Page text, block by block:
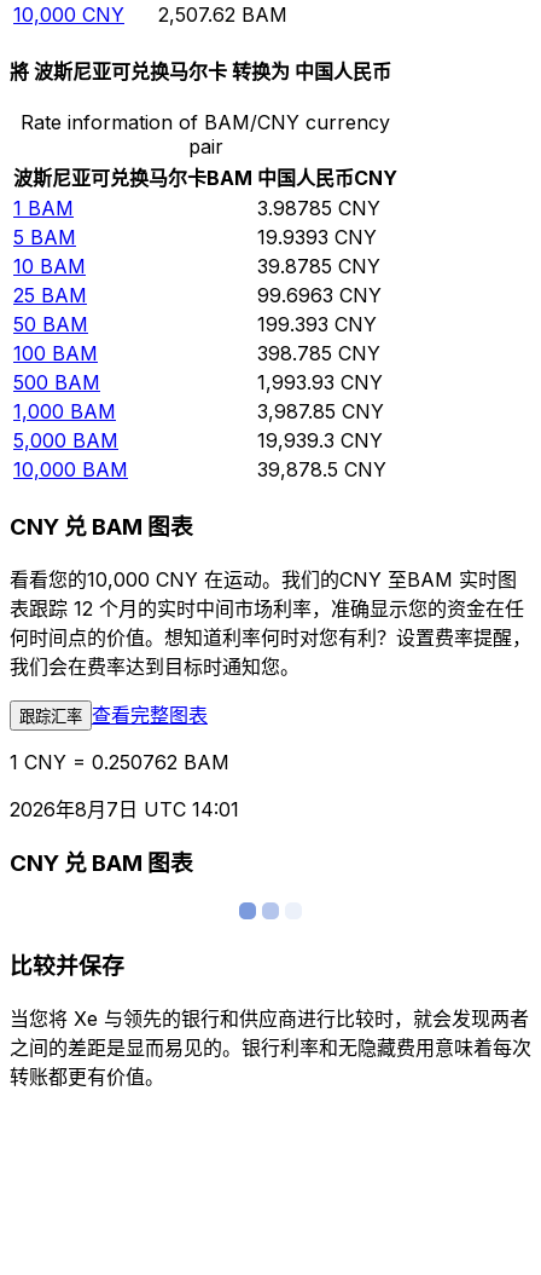
10,000 CNY 2,507.62 BAM
將 波斯尼亚可兑换马尔卡 转换为 中国人民币
Rate information of BAM/CNY currency
pair
波斯尼亚可兑换马尔卡BAM 中国人民币CNY
1 BAM 3.98785 CNY
5 BAM 19.9393 CNY
10 BAM 39.8785 CNY
25 BAM 99.6963 CNY
50 BAM 199.393 CNY
100 BAM 398.785 CNY
500 BAM 1,993.93 CNY
1,000 BAM 3,987.85 CNY
5,000 BAM 19,939.3 CNY
10,000 BAM 39,878.5 CNY
CNY 兑 BAM 图表
看看您的10,000 CNY 在运动。我们的CNY 至BAM 实时图
表跟踪 12 个月的实时中间市场利率，准确显示您的资金在任
何时间点的价值。想知道利率何时对您有利？设置费率提醒，
我们会在费率达到目标时通知您。
跟踪汇率 查看完整图表
1 CNY = 0.250762 BAM
2026年8月7日 UTC 14:01
CNY 兑 BAM 图表
比较并保存
当您将 Xe 与领先的银行和供应商进行比较时，就会发现两者
之间的差距是显而易见的。银行利率和无隐藏费用意味着每次
转账都更有价值。